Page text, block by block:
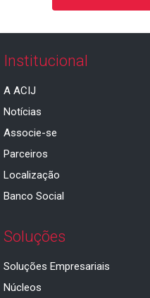
Institucional
A ACIJ
Notícias
Associe-se
Parceiros
Localização
Banco Social
Soluções
Soluções Empresariais
Núcleos